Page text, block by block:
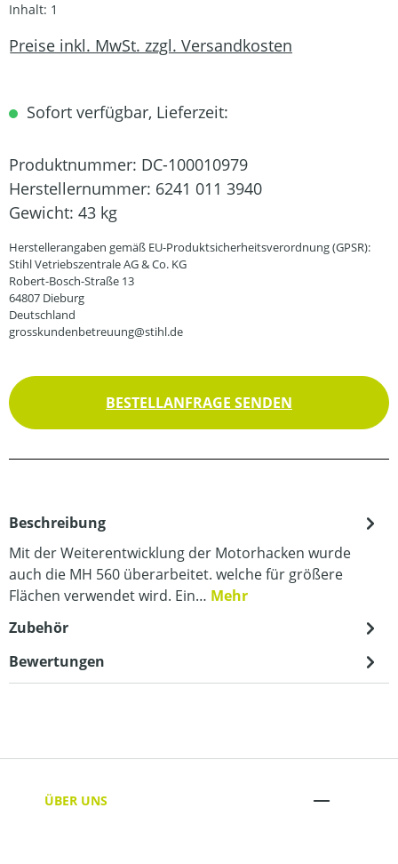
Inhalt: 1
Preise inkl. MwSt. zzgl. Versandkosten
Sofort verfügbar, Lieferzeit:
Produktnummer: DC-100010979
Herstellernummer: 6241 011 3940
Gewicht: 43 kg
Herstellerangaben gemäß EU-Produktsicherheitsverordnung (GPSR):
Stihl Vetriebszentrale AG & Co. KG
Robert-Bosch-Straße 13
64807 Dieburg
Deutschland
grosskundenbetreuung@stihl.de
BESTELLANFRAGE SENDEN
Beschreibung
Mit der Weiterentwicklung der Motorhacken wurde
auch die MH 560 überarbeitet. welche für größere
Flächen verwendet wird. Ein… Mehr
Zubehör
Bewertungen
ÜBER UNS